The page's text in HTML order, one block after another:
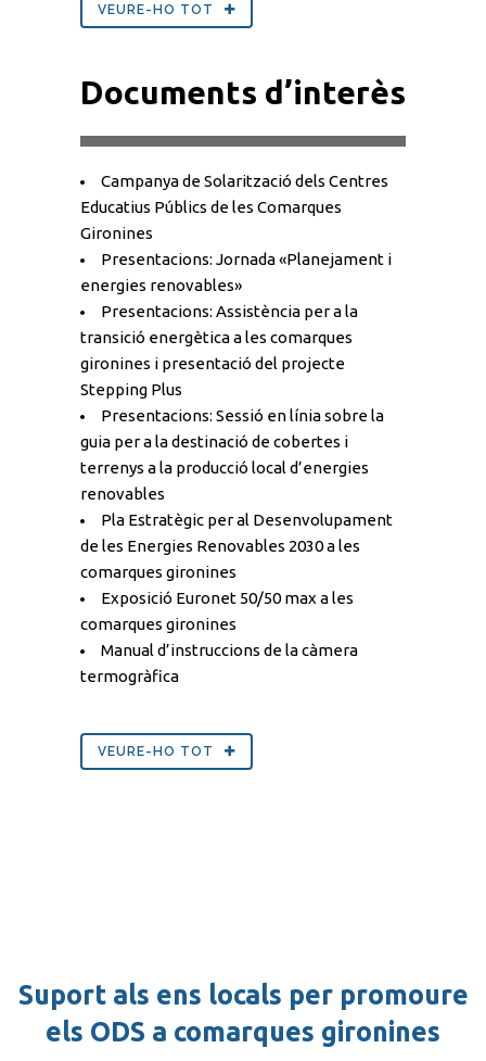
VEURE-HO TOT
Documents d’interès
Campanya de Solarització dels Centres
Educatius Públics de les Comarques
Gironines
Presentacions: Jornada «Planejament i
energies renovables»
Presentacions: Assistència per a la
transició energètica a les comarques
gironines i presentació del projecte
Stepping Plus
Presentacions: Sessió en línia sobre la
guia per a la destinació de cobertes i
terrenys a la producció local d’energies
renovables
Pla Estratègic per al Desenvolupament
de les Energies Renovables 2030 a les
comarques gironines
Exposició Euronet 50/50 max a les
comarques gironines
Manual d’instruccions de la càmera
termogràfica
VEURE-HO TOT
Suport als ens locals per promoure
els ODS a comarques gironines